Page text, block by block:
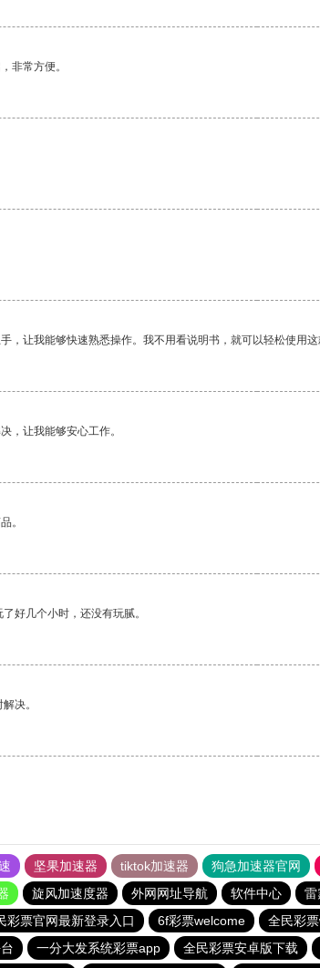
非常方便。
，让我能够快速熟悉操作。我不用看说明书，就可以轻松使用这
，让我能够安心工作。
。
好几个小时，还没有玩腻。
决。
坚果加速器 tiktok加速器 狗急加速器官网
旋风加速度器 外网网址导航 软件中心 雷
彩票官网最新登录入口 6f彩票welcome 全民彩
一分大发系统彩票app 全民彩票安卓版下载